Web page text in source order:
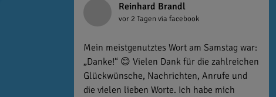
Reinhard Brandl
vor 2 Tagen via facebook
Mein meistgenutztes Wort am Samstag war:
„Danke!“ 😊 Vielen Dank für die zahlreichen
Glückwünsche, Nachrichten, Anrufe und
die vielen lieben Worte. Ich habe mich